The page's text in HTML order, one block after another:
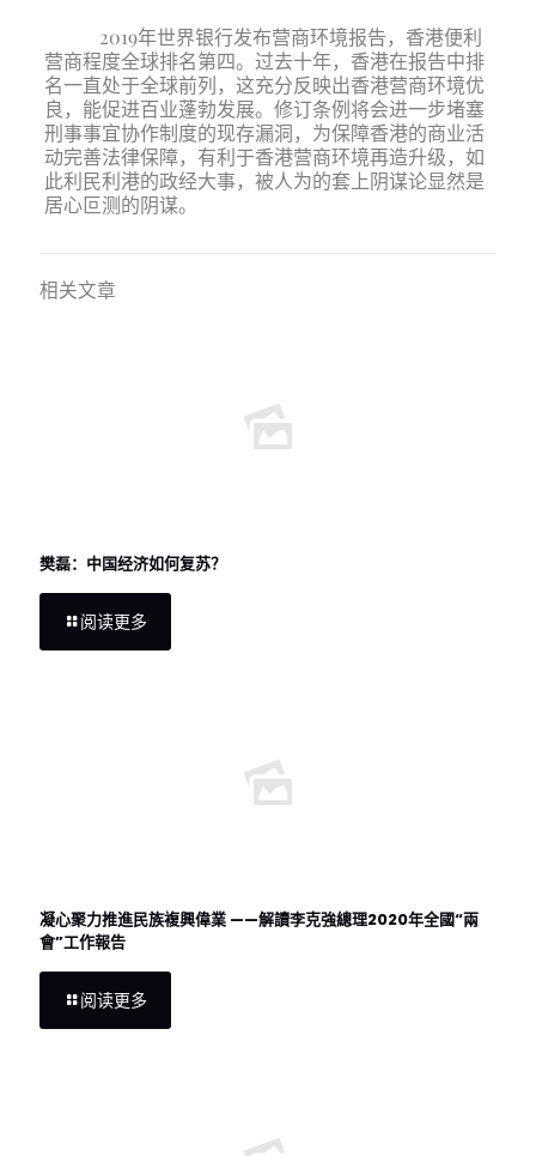
2019年世界银行发布营商环境报告，香港便利
营商程度全球排名第四。过去十年，香港在报告中排
名一直处于全球前列，这充分反映出香港营商环境优
良，能促进百业蓬勃发展。修订条例将会进一步堵塞
刑事事宜协作制度的现存漏洞，为保障香港的商业活
动完善法律保障，有利于香港营商环境再造升级，如
此利民利港的政经大事，被人为的套上阴谋论显然是
居心叵测的阴谋。
相关文章
樊磊：中国经济如何复苏？
阅读更多
凝心聚力推進民族複興偉業 ——解讀李克強總理2020年全國“兩
會”工作報告
阅读更多